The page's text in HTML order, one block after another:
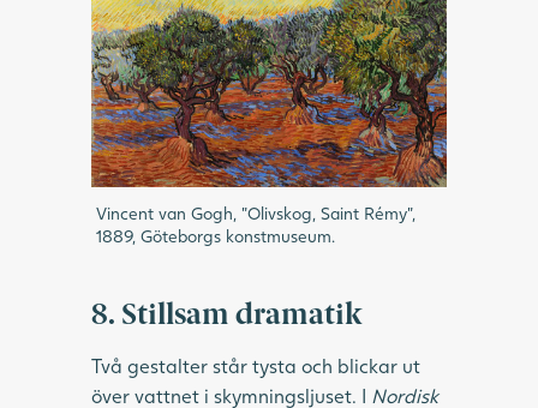
Vincent van Gogh, ”Olivskog, Saint Rémy”,
1889, Göteborgs konstmuseum.
8. Stillsam dramatik
Två gestalter står tysta och blickar ut
över vattnet i skymningsljuset. I Nordisk